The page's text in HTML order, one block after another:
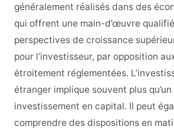
généralement réalisés dans des
qui offrent une main-d’œuvre
perspectives de croissance
pour l’investisseur, par opposition
étroitement réglementées.
étranger implique souvent plus
investissement en capital. Il peut
comprendre des dispositions en